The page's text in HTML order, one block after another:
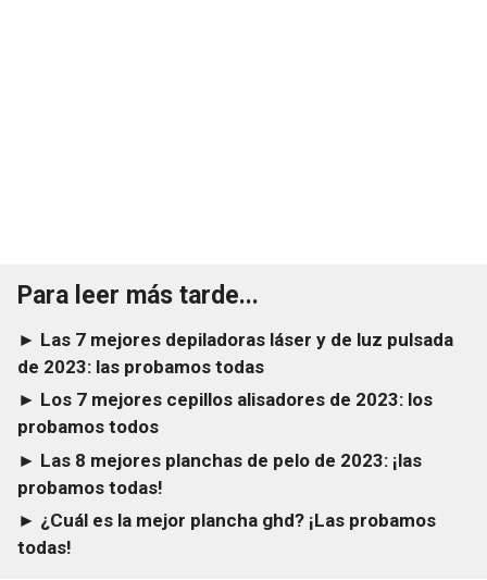
Para leer más tarde...
► Las 7 mejores depiladoras láser y de luz pulsada
de 2023: las probamos todas
► Los 7 mejores cepillos alisadores de 2023: los
probamos todos
► Las 8 mejores planchas de pelo de 2023: ¡las
probamos todas!
► ¿Cuál es la mejor plancha ghd? ¡Las probamos
todas!